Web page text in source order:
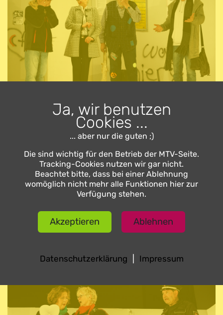
Ja, wir benutzen
Cookies ...
... aber nur die guten ;)
Die sind wichtig für den Betrieb der MTV-Seite.
Tracking-Cookies nutzen wir gar nicht.
Beachtet bitte, dass bei einer Ablehnung
womöglich nicht mehr alle Funktionen hier zur
Verfügung stehen.
Akzeptieren Ablehnen
Datenschutzerklärung Impressum